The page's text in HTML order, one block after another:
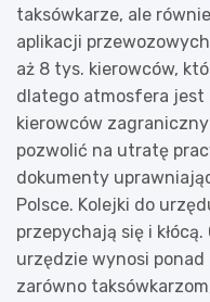
taksówkarze, ale
aplikacji
aż 8 tys. kierowców,
dlatego atmosfera jest
kierowców
pozwolić na utratę
dokumenty
Polsce. Kolejki do
przepychają się i
urzędzie wynosi
zarówno